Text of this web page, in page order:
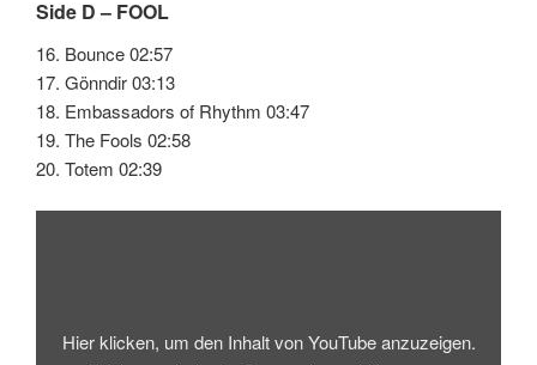
Side D – FOOL
16. Bounce 02:57
17. Gönndir 03:13
18. Embassadors of Rhythm 03:47
19. The Fools 02:58
20. Totem 02:39
„Restless
anzeigen
Hier klicken, um den Inhalt von YouTube anzuzeigen.